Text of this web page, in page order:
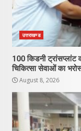
उत्तराखण्ड
100 किडनी ट्रांसप्लांट
चिकित्सा सेवाओं का
August 8, 2026